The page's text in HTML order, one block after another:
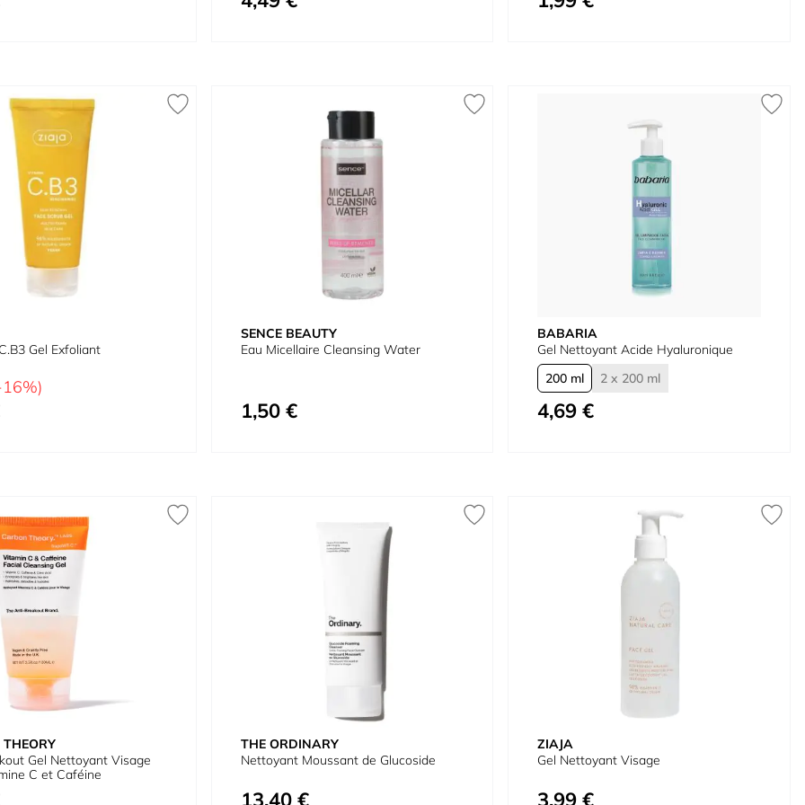
Gel Exfoliant
16%)
SENCE BEAUTY
Eau Micellaire Cleansing Water
1,50 €
BABARIA
Gel Nettoyant Acide Hyaluronique
200 ml
2 x 200 ml
À partir de
4,69 €
Gel Nettoyant Visage
C et Caféine
THE ORDINARY
Nettoyant Moussant de Glucoside
13,40 €
ZIAJA
Gel Nettoyant Visage
3,99 €